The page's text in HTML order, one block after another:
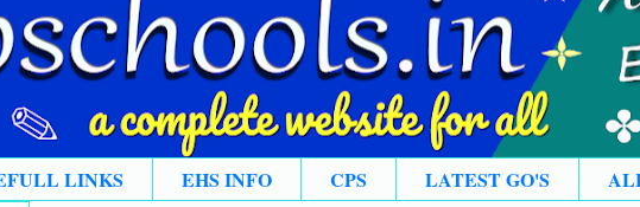
LINKS EHS INFO CPS LATEST GO'S